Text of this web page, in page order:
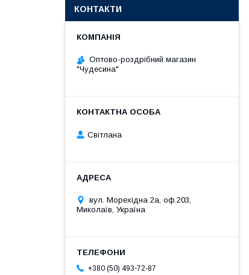
КОНТАКТИ
Оптово-роздрібний магазин
"Чудесина"
Світлана
вул. Морехідна 2а, оф.203,
Миколаїв, Україна
+380 (50) 493-72-87